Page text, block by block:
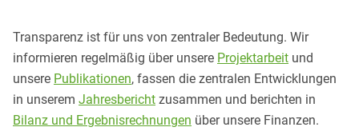
Transparenz ist für uns von zentraler Bedeutung. Wir
informieren regelmäßig über unsere Projektarbeit und
unsere Publikationen, fassen die zentralen Entwicklungen
in unserem Jahresbericht zusammen und berichten in
Bilanz und Ergebnisrechnungen über unsere Finanzen.